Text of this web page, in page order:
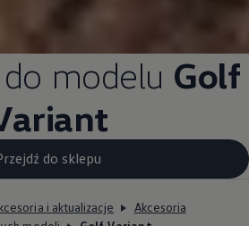
modelu Golf
do sklepu
i aktualizacje
Akcesoria